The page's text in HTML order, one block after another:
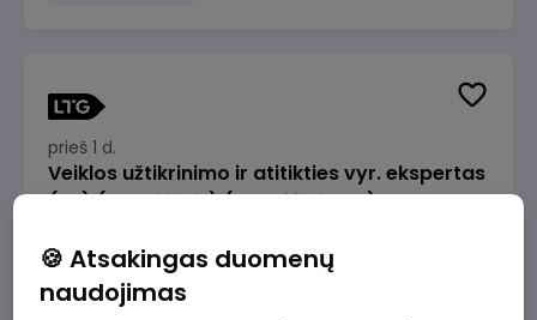
prieš 1 d.
Veiklos užtikrinimo ir atitikties vyr. ekspertas
(-ė) (Radviliškis) (Radviliškis, LT)
2610 - 3910 €/mėn.
🍪 Atsakingas duomenų
naudojimas